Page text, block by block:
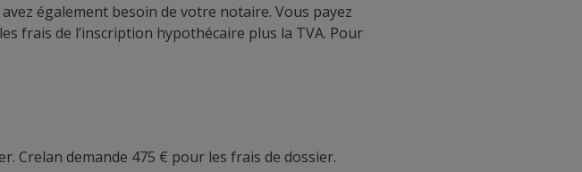
également besoin de votre notaire. Vous payez
frais de l’inscription hypothécaire plus la TVA. Pour
Crelan demande 475 € pour les frais de dossier.